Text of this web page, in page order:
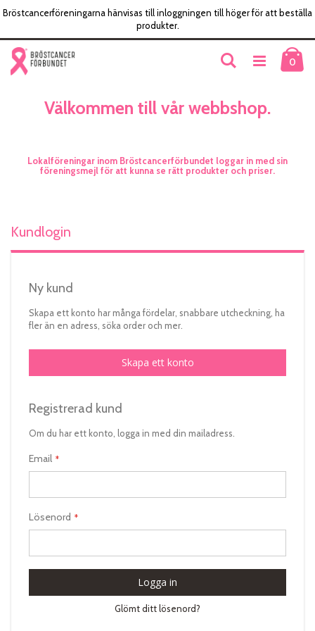
Bröstcancerföreningarna hänvisas till inloggningen till höger för att beställa
produkter.
Skip
to
Content
0
Söka
Välkommen till vår webbshop.
Lokalföreningar inom Bröstcancerförbundet loggar in med sin
föreningsmejl för att kunna se rätt produkter och priser.
Kundlogin
Ny kund
Skapa ett konto har många fördelar, snabbare utcheckning, ha
fler än en adress, söka order och mer.
Skapa ett konto
Registrerad kund
Om du har ett konto, logga in med din mailadress.
Email
Lösenord
Logga in
Glömt ditt lösenord?